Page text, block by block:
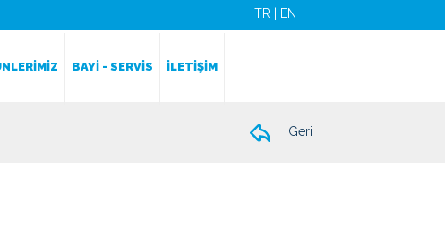
TR EN
BAYİ - SERVİS İLETİŞİM
Geri